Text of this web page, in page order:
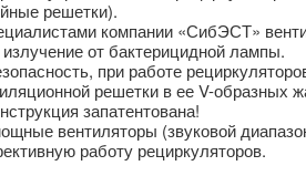
решетки).
компании «СибЭСТ»
от бактерицидной лампы.
при работе
решетки в ее V-образных
запатентована!
вентиляторы (звуковой
работу рециркуляторов.